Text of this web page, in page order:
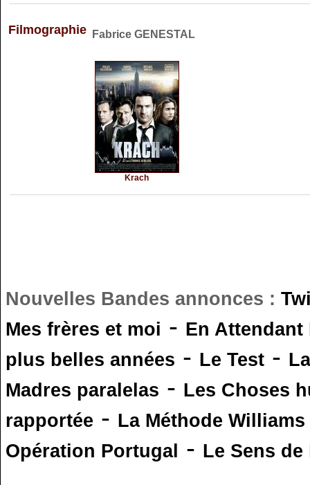
Filmographie Fabrice GENESTAL
Krach
Nouvelles Bandes annonces :
Mes frères et moi - En
plus belles années - Le Test -
Madres paralelas - Les Choses
rapportée - La Méthode Williams
Opération Portugal - Le Sens